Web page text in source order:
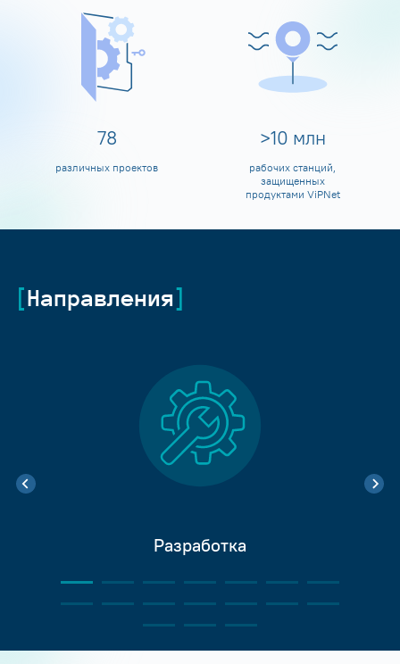
80
различных проектов
>10 млн
рабочих станций,
защищенных
продуктами ViPNet
Направления
Разработка